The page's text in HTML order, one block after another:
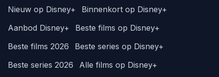
Nieuw op Disney+
Binnenkort op Disney+
Aanbod Disney+
Beste films op Disney+
Beste films 2026
Beste series op Disney+
Beste series 2026
Alle films op Disney+